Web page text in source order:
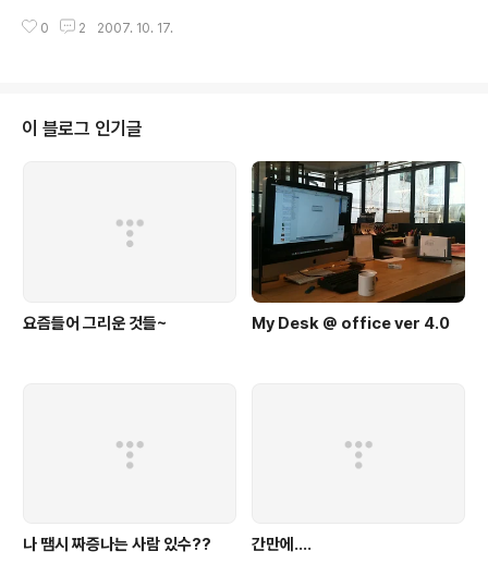
로젝트가 저를 기다리고 있네요.. 저 뿐만이 아니라..야후에
base 등 서비스, 업무에 필요한것이면은 어떤것이든 상관
됩니다. 이후에 presentation 과 prototype 소개를 3
분 정도 한후 시상을 하게 됩니다... 다른 location 에서 진
행한 Hack Day 사진입니다. http://www.flickr.com/p
hotos/tags/hackday/ Korea 에서는 참가자들..
0 2 2007. 10. 17.
이 블로그 인기글
요즘들어 그리운 것들~ My Desk @ office ver 4.0
나 땜시 짜증나는 사람 있수?? 간만에....